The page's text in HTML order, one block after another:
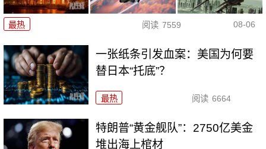
最热 阅读 7559 08-06
一张纸条引发血案：美国为何要
替日本“托底”？
最热 阅读 6664
特朗普“黄金舰队”：2750亿美金
堆出海上棺材